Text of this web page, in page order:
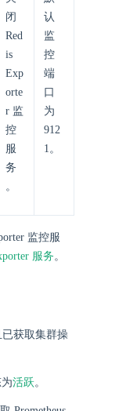
闭
Red
is
Exp
orte
r 监
控
服
务
。
认
监
控
端
口
为
912
1。
监控服
服务。
获取集群操
活跃。